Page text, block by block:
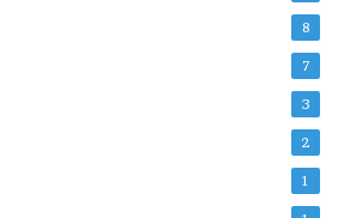
8
7
3
2
1